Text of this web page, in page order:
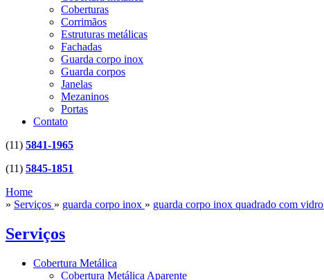
Coberturas
Corrimãos
Estruturas metálicas
Fachadas
Guarda corpo inox
Guarda corpos
Janelas
Mezaninos
Portas
Contato
(11) 5841-1965
(11) 5845-1851
Home
» Serviços » guarda corpo inox » guarda corpo inox quadrado com vidro
Serviços
Cobertura Metálica
Cobertura Metálica Aparente